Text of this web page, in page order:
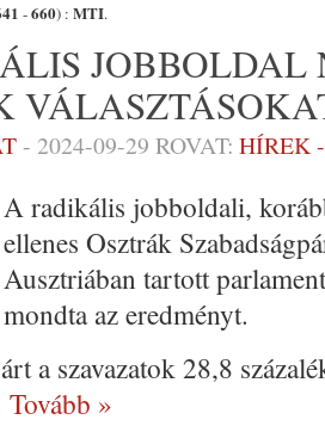
-660) : MTI.
JOBBOLDAL
- 2024-09-29 ROVAT: HÍREK
A radikális jobboldali,
ellenes Osztrák
Ausztriában tartott
az eredményt.
a szavazatok 28,8
»